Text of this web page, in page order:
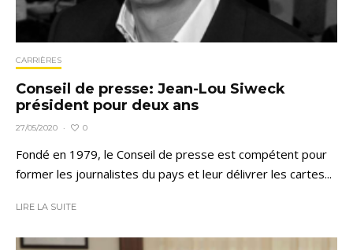
CARRIÈRES
Conseil de presse: Jean-Lou Siweck
président pour deux ans
27/05/2020 · 0
Fondé en 1979, le Conseil de presse est compétent pour
former les journalistes du pays et leur délivrer les cartes...
LIRE LA SUITE